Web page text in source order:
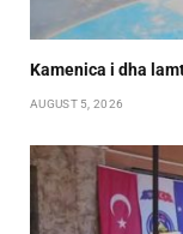
Kamenica i dha
AUGUST 5, 2026